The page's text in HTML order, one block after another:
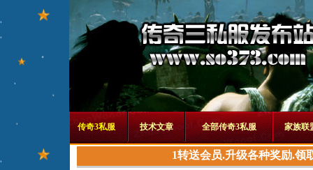
传奇3私服 技术文章 全部传奇3私服 家族联
1转送会员.升级各种奖励.领